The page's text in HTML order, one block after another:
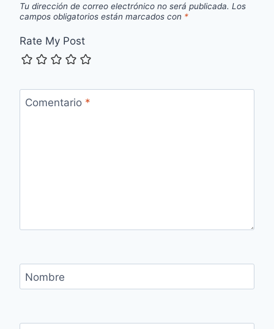
Tu dirección de correo electrónico no será publicada. Los
campos obligatorios están marcados con *
Rate My Post
Comentario *
Nombre